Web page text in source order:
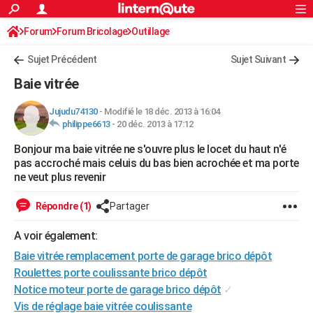
ACTUALITÉS
Politique
Société
Faits Divers
Education
Monde
Villes
+
FINANCE
Retraite
Impôts
Epargne
Immobilier
Risques naturels par ville
Banque
Assurance
Crédit
AUTO
Essais
Réserver un essai
Citadines
Berlines
SUV
Forum auto
+HIGH-TECH
Mobiles
Meilleur smartphone
Internet
Ordinateurs
Jeux vidéo
Guide high-tech
+
Forum
Aménagement intérieur
Extérieur
Cuisine
Salle de bains
Jardinage
Rangement
WEEK-END
Guides de France
Escapades
Patrimoine
Expositions
Musées
Week-end nature
+LIFESTYLE
Art de vivre
Bien-être
Loisirs
Mode
Modes de vie
SANTE
Alimentation
Guide de la santé
Maladies
Médicaments
Sommeil
VOYAGE
S'inscrire
Connexion
Forum Forum Bricolage Outillage
Sujet Précédent Sujet Suivant
Baie vitrée
Jujudu74130- Modifié le 18 déc. 2013 à 16:04
philippe6613- 20 déc. 2013 à 17:12
Bonjour ma baie vitrée ne s'ouvre plus le locet du haut n'é
pas accroché mais celuis du bas bien acrochée et ma porte
ne veut plus revenir
Répondre (1) Partager
A voir également:
Baie vitrée remplacement porte de garage brico dépôt
Roulettes porte coulissante brico dépôt
Notice moteur porte de garage brico dépôt ✓
Vis de réglage baie vitrée coulissante